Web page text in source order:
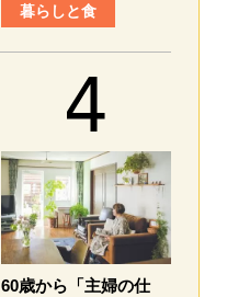
暮らしと食
60歳から「主婦の仕